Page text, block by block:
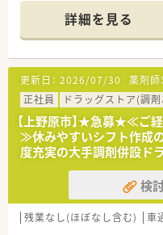
なく、閉局時間が18時
す。
■年1回以上の5日連続
っています。
頑張り次第で高給与も可
■経験や勤務コースに
半スタートと業界TOP水
■職種や職域に合わせ
修を用意されています
■薬剤師が中心の会社
種多様に用意されてい
■店舗拡大に伴い、エ
トのポジションも増え
■在宅や教育等の専門
とも可能です。
■その他にも、管理部
域は多種多様です。
■在宅実施店舗は年々
わる事ができます。
詳細を見る
更新日： 2026/07/30 薬剤師
正社員
ドラッグストア(調
【上野原市】★急募★≪ご
≫休みやすいシフト作成
度充実の大手調剤併設ド
検
残業なし(ほぼなし含む) 車